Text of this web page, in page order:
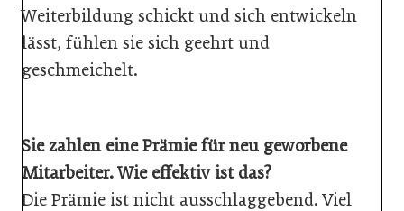
Weiterbildung schickt und sich entwickeln
lässt, fühlen sie sich geehrt und
geschmeichelt.
Sie zahlen eine Prämie für neu geworbene
Mitarbeiter. Wie effektiv ist das?
Die Prämie ist nicht ausschlaggebend. Viel